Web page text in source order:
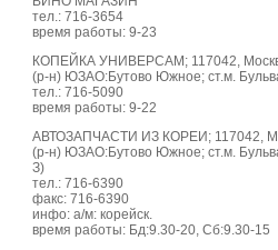
тел.: 716-3654
время работы: 9-23
КОПЕЙКА УНИВЕРСАМ; 117042,
(р-н) ЮЗАО:Бутово Южное; ст.м.
тел.: 716-5090
время работы: 9-22
АВТОЗАПЧАСТИ ИЗ КОРЕИ; 117042,
(р-н) ЮЗАО:Бутово Южное; ст.м.
З)
тел.: 716-6390
факс: 716-6390
инфо: а/м: корейск.
время работы: Бд:9.30-20, Сб:9.30-15